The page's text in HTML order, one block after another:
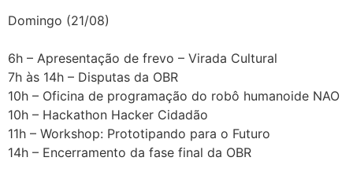
Domingo (21/08)
6h – Apresentação de frevo – Virada Cultural
7h às 14h – Disputas da OBR
10h – Oficina de programação do robô humanoide NAO
10h – Hackathon Hacker Cidadão
11h – Workshop: Prototipando para o Futuro
14h – Encerramento da fase final da OBR